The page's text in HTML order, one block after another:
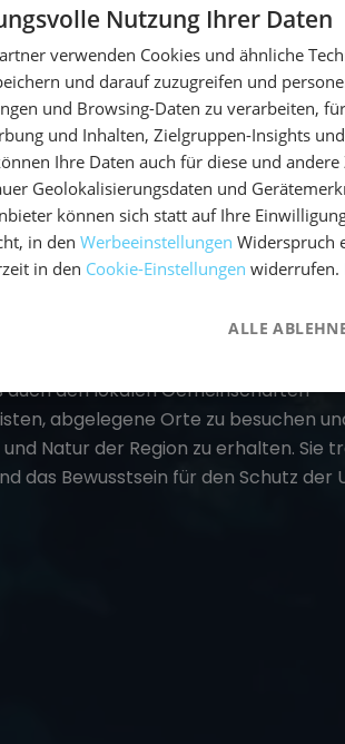
auch den lokalen Gemeinschaften
abgelegene Orte zu besuchen
Natur der Region zu erhalten. Sie
das Bewusstsein für den Schutz der
Nutzung Ihrer Daten
verwenden Cookies und ähnliche
und darauf zuzugreifen und
und Browsing-Daten zu verarbeiten,
und Inhalten, Zielgruppen-Insights
Ihre Daten auch für diese und
Geolokalisierungsdaten und
können sich statt auf Ihre
in den Werbeeinstellungen Widerspruch
in den Cookie-Einstellungen widerrufen.
ALLE